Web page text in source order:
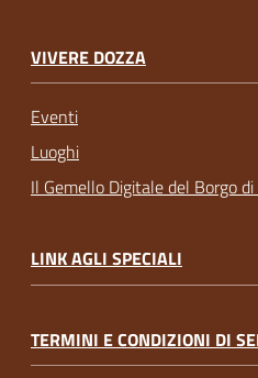
VIVERE DOZZA
Eventi
Luoghi
Il Gemello Digitale del Borgo di
LINK AGLI SPECIALI
TERMINI E CONDIZIONI DI